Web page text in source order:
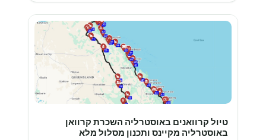
טיול קרוואנים באוסטרליה השכרת קרוואן
באוסטרליה מקיינס ותכנון מסלול מלא